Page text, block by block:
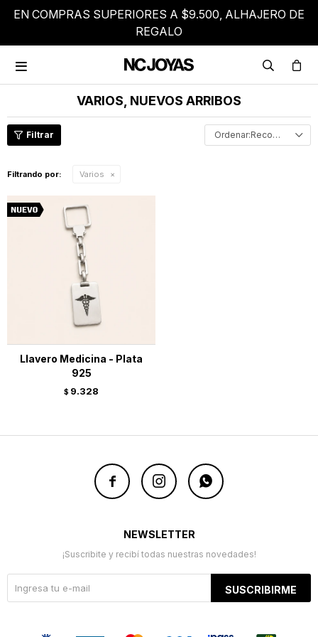
EN COMPRAS SUPERIORES A $9.500, ALHAJERO DE
REGALO

VARIOS, NUEVOS ARRIBOS
Recomendados
Filtrando por: Varios
Llavero Medicina - Plata
925
$ 9.328
  
NEWSLETTER
¡Suscribite y recibí todas nuestras novedades!
SUSCRIBIRME